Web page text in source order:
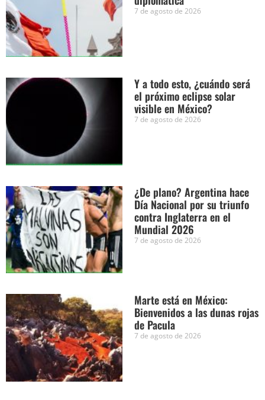
7 de agosto de 2026
Y a todo esto, ¿cuándo será
el próximo eclipse solar
visible en México?
7 de agosto de 2026
¿De plano? Argentina hace
Día Nacional por su triunfo
contra Inglaterra en el
Mundial 2026
7 de agosto de 2026
Marte está en México:
Bienvenidos a las dunas rojas
de Pacula
7 de agosto de 2026